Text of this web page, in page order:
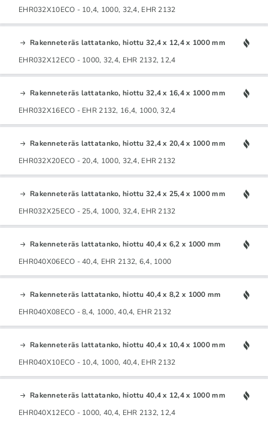
EHR032X10ECO - 10,4, 1000, 32,4, EHR 2132
Rakenneteräs lattatanko, hiottu 32,4 x 12,4 x 1000 mm
EHR032X12ECO - 1000, 32,4, EHR 2132, 12,4
Rakenneteräs lattatanko, hiottu 32,4 x 16,4 x 1000 mm
EHR032X16ECO - EHR 2132, 16,4, 1000, 32,4
Rakenneteräs lattatanko, hiottu 32,4 x 20,4 x 1000 mm
EHR032X20ECO - 20,4, 1000, 32,4, EHR 2132
Rakenneteräs lattatanko, hiottu 32,4 x 25,4 x 1000 mm
EHR032X25ECO - 25,4, 1000, 32,4, EHR 2132
Rakenneteräs lattatanko, hiottu 40,4 x 6,2 x 1000 mm
EHR040X06ECO - 40,4, EHR 2132, 6,4, 1000
Rakenneteräs lattatanko, hiottu 40,4 x 8,2 x 1000 mm
EHR040X08ECO - 8,4, 1000, 40,4, EHR 2132
Rakenneteräs lattatanko, hiottu 40,4 x 10,4 x 1000 mm
EHR040X10ECO - 10,4, 1000, 40,4, EHR 2132
Rakenneteräs lattatanko, hiottu 40,4 x 12,4 x 1000 mm
EHR040X12ECO - 1000, 40,4, EHR 2132, 12,4